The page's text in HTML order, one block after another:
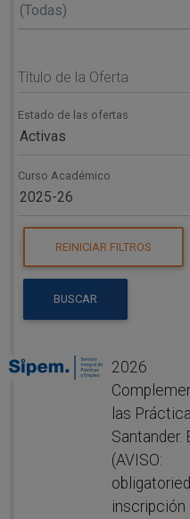
(Todas)
Título de la Oferta
Estado de las ofertas
Activas
Curso Académico
2025-26
REINICIAR FILTROS
BUSCAR
2026
las
Santander.
(AVISO:
inscripción